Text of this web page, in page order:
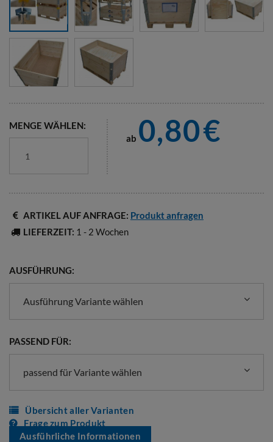
MENGE WÄHLEN:
ab 0,80€
ARTIKEL AUF ANFRAGE: Produkt anfragen
LIEFERZEIT: 1 - 2 Wochen
AUSFÜHRUNG:
Ausführung Variante wählen
PASSEND FÜR:
passend für Variante wählen
Übersicht aller Varianten
Frage zum Produkt
Ausführliche Informationen